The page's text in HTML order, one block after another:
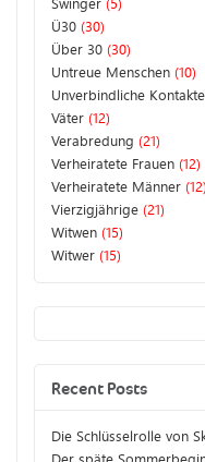
Ü30 (30)
Über 30 (30)
Untreue Menschen (10)
Unverbindliche Kontakte
Väter (12)
Verabredung (21)
Verheiratete Frauen (12)
Verheiratete Männer (12)
Vierzigjährige (21)
Witwen (15)
Witwer (15)
Recent Posts
Die Schlüsselrolle von
Der späte